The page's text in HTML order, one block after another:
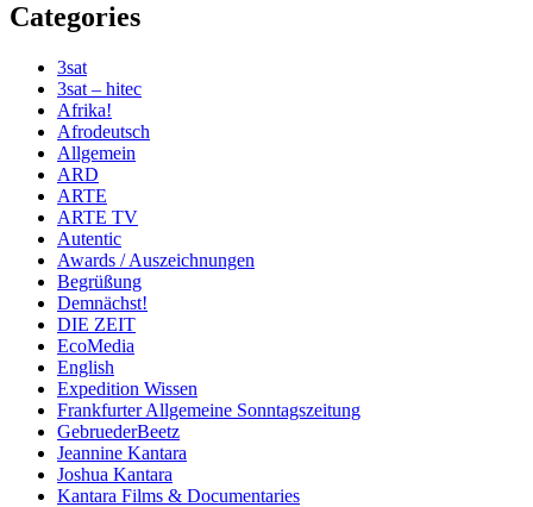
Categories
3sat
3sat – hitec
Afrika!
Afrodeutsch
Allgemein
ARD
ARTE
ARTE TV
Autentic
Awards / Auszeichnungen
Begrüßung
Demnächst!
DIE ZEIT
EcoMedia
English
Expedition Wissen
Frankfurter Allgemeine Sonntagszeitung
GebruederBeetz
Jeannine Kantara
Joshua Kantara
Kantara Films & Documentaries